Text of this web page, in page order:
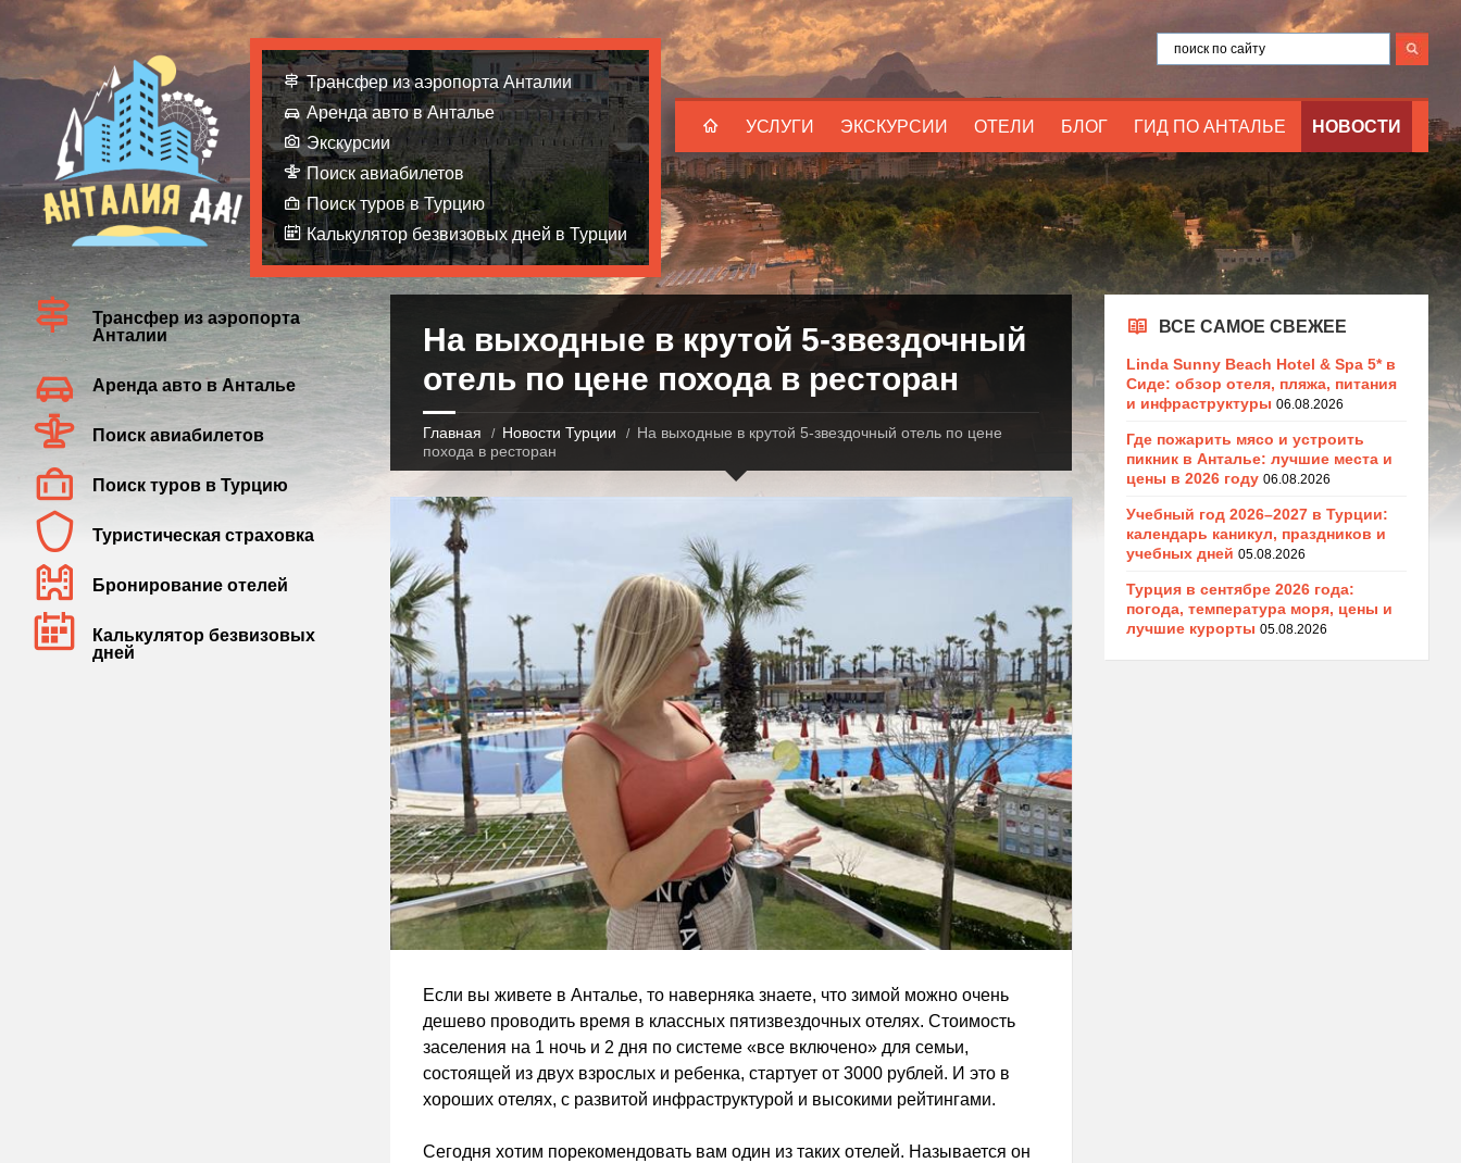
УСЛУГИ ЭКСКУРСИИ ОТЕЛИ БЛОГ ГИД ПО АНТАЛЬЕ НОВОСТИ
Трансфер из аэропорта Анталии
Аренда авто в Анталье
Экскурсии
Поиск авиабилетов
Поиск туров в Турцию
Калькулятор безвизовых дней в Турции
На выходные в крутой 5-звездочный
отель по цене похода в ресторан
Главная Новости Турции
На выходные в крутой 5-звездочный отель по цене
похода в ресторан
Если вы живете в Анталье, то наверняка знаете, что зимой можно очень
дешево проводить время в классных пятизвездочных отелях. Стоимость
заселения на 1 ночь и 2 дня по системе «все включено» для семьи,
состоящей из двух взрослых и ребенка, стартует от 3000 рублей. И это в
хороших отелях, с развитой инфраструктурой и высокими рейтингами.
Сегодня хотим порекомендовать вам один из таких отелей. Называется он
Трансфер из аэропорта
Анталии
Аренда авто в Анталье
Поиск авиабилетов
Поиск туров в Турцию
Туристическая страховка
Бронирование отелей
Калькулятор безвизовых
дней
ВСЕ САМОЕ СВЕЖЕЕ
Linda Sunny Beach Hotel & Spa 5* в
Сиде: обзор отеля, пляжа, питания
и инфраструктуры 06.08.2026
Где пожарить мясо и устроить
пикник в Анталье: лучшие места и
цены в 2026 году 06.08.2026
Учебный год 2026–2027 в Турции:
календарь каникул, праздников и
учебных дней 05.08.2026
Турция в сентябре 2026 года:
погода, температура моря, цены и
лучшие курорты 05.08.2026